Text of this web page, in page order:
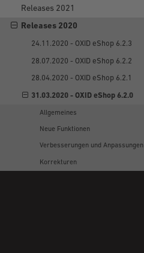
Releases 2021
Releases 2020
24.11.2020 - OXID eShop 6.2.3
28.07.2020 - OXID eShop 6.2.2
28.04.2020 - OXID eShop 6.2.1
31.03.2020 - OXID eShop 6.2.0
Allgemeines
Neue Funktionen
Verbesserungen und Anpassungen
Korrekturen